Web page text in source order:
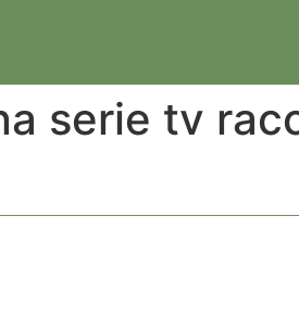
serie tv